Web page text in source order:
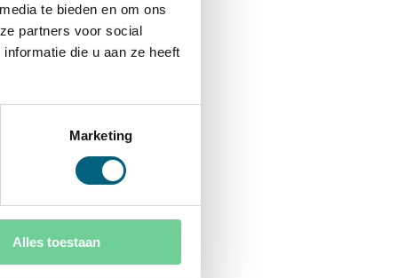
te bieden en om ons
partners voor social
die u aan ze heeft
Marketing
Alles toestaan